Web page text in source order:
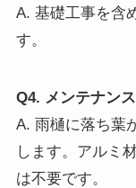
A. 基礎工事を含
す。
Q4. メンテナン
A. 雨樋に落ち葉
します。アルミ
は不要です。